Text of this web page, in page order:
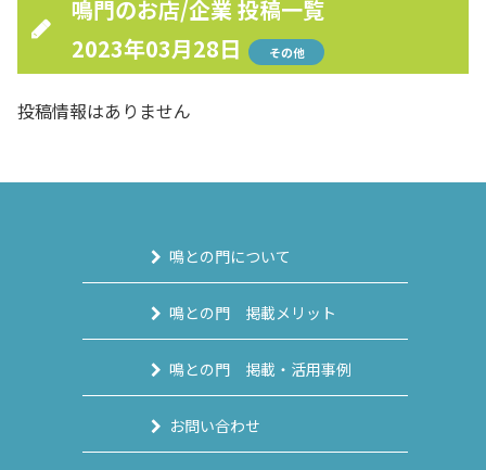
鳴門のお店/企業 投稿一覧
2023年03月28日
その他
投稿情報はありません
鳴との門について
鳴との門 掲載メリット
鳴との門 掲載・活用事例
お問い合わせ